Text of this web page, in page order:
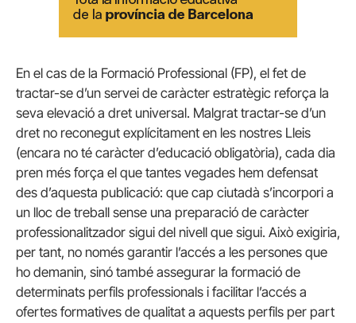
En el cas de la Formació Professional (FP), el fet de
tractar-se d’un servei de caràcter estratègic reforça la
seva elevació a dret universal. Malgrat tractar-se d’un
dret no reconegut explícitament en les nostres Lleis
(encara no té caràcter d’educació obligatòria), cada dia
pren més força el que tantes vegades hem defensat
des d’aquesta publicació: que cap ciutadà s’incorpori a
un lloc de treball sense una preparació de caràcter
professionalitzador sigui del nivell que sigui. Això exigiria,
per tant, no només garantir l’accés a les persones que
ho demanin, sinó també assegurar la formació de
determinats perfils professionals i facilitar l’accés a
ofertes formatives de qualitat a aquests perfils per part